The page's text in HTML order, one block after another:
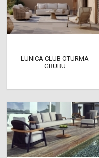
LUNICA CLUB OTURMA
GRUBU